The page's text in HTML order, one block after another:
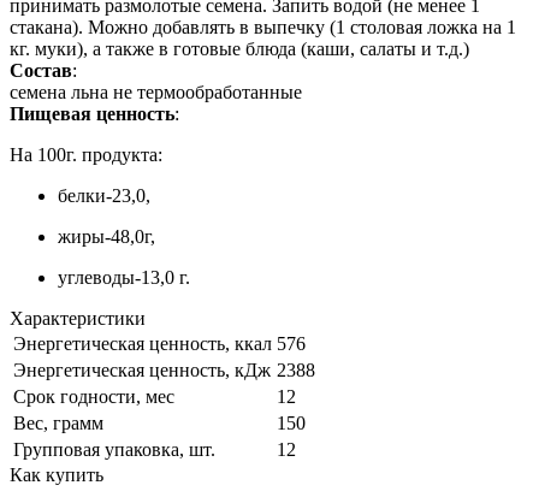
принимать размолотые семена. Запить водой (не менее 1
стакана). Можно добавлять в выпечку (1 столовая ложка на 1
кг. муки), а также в готовые блюда (каши, салаты и т.д.)
Состав:
семена льна не термообработанные
Пищевая ценность:
На 100г. продукта:
белки-23,0,
жиры-48,0г,
углеводы-13,0 г.
Характеристики
Энергетическая ценность, ккал 576
Энергетическая ценность, кДж 2388
Срок годности, мес
12
Вес, грамм
150
Групповая упаковка, шт.
12
Как купить